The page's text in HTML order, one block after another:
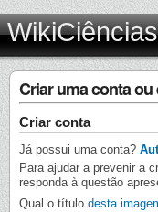
WikiCiências
Criar uma conta ou
Criar conta
Já possui uma conta?
Para ajudar a prevenir a
responda à questão
Qual o título desta